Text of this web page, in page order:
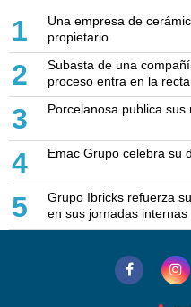
1
Una empresa de
propietario
2
Subasta de una
proceso entra en la
3 Porcelanosa publica
4 Emac Grupo celebra su
5
Grupo Ibricks refuerza
en sus jornadas internas